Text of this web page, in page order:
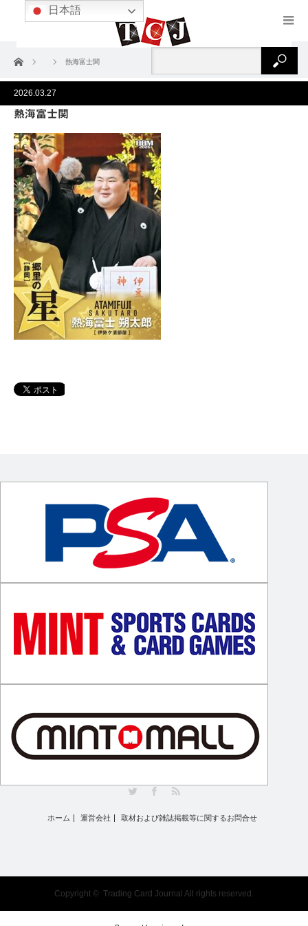
ホーム 熱海富士関
2026.03.27
熱海富士関
ホーム 運営会社 取材および雑誌掲載等に関するお問合せ
Copyright © Trading Card Journal All rights reserved.
日本語